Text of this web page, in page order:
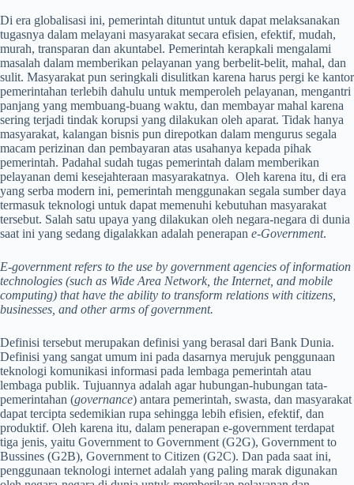
Di era globalisasi ini, pemerintah dituntut untuk dapat melaksanakan
tugasnya dalam melayani masyarakat secara efisien, efektif, mudah,
murah, transparan dan akuntabel. Pemerintah kerapkali mengalami
masalah dalam memberikan pelayanan yang berbelit-belit, mahal, dan
sulit. Masyarakat pun seringkali disulitkan karena harus pergi ke kantor
pemerintahan terlebih dahulu untuk memperoleh pelayanan, mengantri
panjang yang membuang-buang waktu, dan membayar mahal karena
sering terjadi tindak korupsi yang dilakukan oleh aparat. Tidak hanya
masyarakat, kalangan bisnis pun direpotkan dalam mengurus segala
macam perizinan dan pembayaran atas usahanya kepada pihak
pemerintah. Padahal sudah tugas pemerintah dalam memberikan
pelayanan demi kesejahteraan masyarakatnya. Oleh karena itu, di era
yang serba modern ini, pemerintah menggunakan segala sumber daya
termasuk teknologi untuk dapat memenuhi kebutuhan masyarakat
tersebut. Salah satu upaya yang dilakukan oleh negara-negara di dunia
saat ini yang sedang digalakkan adalah penerapan e-Government.
E-government refers to the use by government agencies of information
technologies (such as Wide Area Network, the Internet, and mobile
computing) that have the ability to transform relations with citizens,
businesses, and other arms of government.
Definisi tersebut merupakan definisi yang berasal dari Bank Dunia.
Definisi yang sangat umum ini pada dasarnya merujuk penggunaan
teknologi komunikasi informasi pada lembaga pemerintah atau
lembaga publik. Tujuannya adalah agar hubungan-hubungan tata-
pemerintahan (governance) antara pemerintah, swasta, dan masyarakat
dapat tercipta sedemikian rupa sehingga lebih efisien, efektif, dan
produktif. Oleh karena itu, dalam penerapan e-government terdapat
tiga jenis, yaitu Government to Government (G2G), Government to
Bussines (G2B), Government to Citizen (G2C). Dan pada saat ini,
penggunaan teknologi internet adalah yang paling marak digunakan